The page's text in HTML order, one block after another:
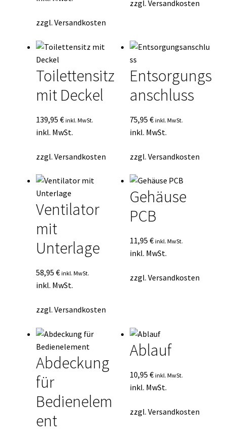
zzgl. Versandkosten
zzgl.Versandkosten
Toilettensitz
mit Deckel
139,95 € inkl. MwSt.
inkl. MwSt.
zzgl. Versandkosten
Entsorgungs
anschluss
75,95€ inkl. MwSt.
inkl. MwSt.
zzgl.Versandkosten
Ventilator
mit
Unterlage
58,95 € inkl. MwSt.
inkl. MwSt.
zzgl. Versandkosten
Gehäuse
PCB
11,95€ inkl. MwSt.
inkl. MwSt.
zzgl.Versandkosten
Abdeckung
für
Bedienelem
ent
Ablauf
10,95€ inkl. MwSt.
inkl. MwSt.
zzgl.Versandkosten